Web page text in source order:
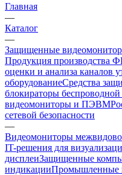
Главная
—
Каталог
—
Защищенные
Продукция
оценки и анализа каналов
оборудованиеСредства
блокираторы беспроводной
видеомониторы и ПЭВМ
сетевой безопасности
—
Видеомониторы
IT-решения для
дисплеиЗащищенные
индикацииПромышленные